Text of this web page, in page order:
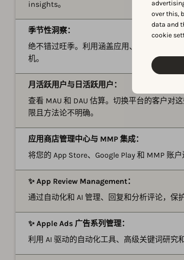
over this,
data and
cookie
insights。
季节性洞察：
绝不错过旺季。利用涵盖应用、发行商和类
机。
月活跃用户与日活跃用户：
查看 MAU 和 DAU 估算。切换平台的客户对
限且方法论不明确。
应用商店管理中心与 MMP 集成：
将您的 App Store、Google Play 和 MMP 账
✨ App Review Management：
通过自动化和 AI 管理、回复和分析评论，保
✨ Apple Ads 广告系列管理：
利用 AI 驱动的自动化工具、高级关键词研究